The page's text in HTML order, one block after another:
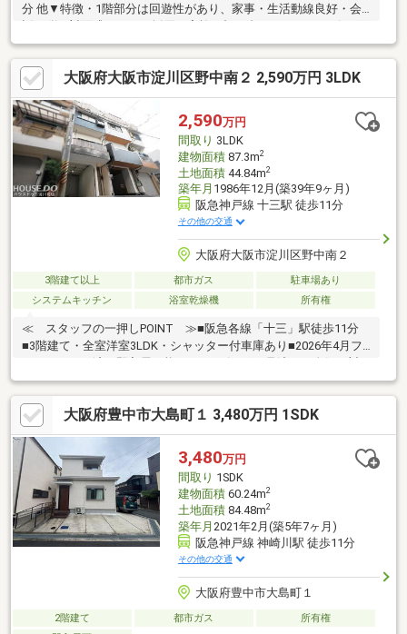
分 他▼特徴・1階部分は回遊性があり、家事・生活動線良好・会
話が弾む対面式キッチン採用・家族が顔を合わせやすいリビング
階段・2階各洋室は2面採光・駐車場2台分有(車種による)・即引渡
し可能(残金精算後)▼設備・食洗機・浴室乾燥機▼2026年4月室内
リフォーム済【交換】洗面化粧台、玄関ドア 等【その他】ハウス
クリーニング▼周辺環境・業務スーパー新大阪三国店 徒歩9分(約
660m)■ ご希望の住まい探しをお手伝いします ━━━━━・・・
物件の詳細・ご相談はお気軽にお問い合わせください。
大阪府大阪市淀川区野中南２ 2,590万円 3LDK
2,590万円
間取り 3LDK
建物面積87.3m2
土地面積44.84m2
築年月 1986年12月(築39年9ヶ月)
阪急神戸線 十三駅 徒歩11分
その他の交通
大阪府大阪市淀川区野中南２
3階建て以上 都市ガス
駐車場あり
システムキッチン
浴室乾燥機 所有権
≪ スタッフの一押しPOINT ≫■阪急各線「十三」駅徒歩11分
■3階建て・全室洋室3LDK・シャッター付車庫あり■2026年4月フ
面式キッチン♪（食洗器付）■バスタイムも快適な浴室乾燥機完
備！■収納が豊富でお部屋もスッキリ保てます■2階に洗濯機置
場・バルコニーがありお洗濯もラクラク♪■2.4帖洋室にはデスクが
あり書斎としてもピッタリ≪ 周辺環境 ≫スーパー万代…徒歩7
分スーパーマルハチ…徒歩8分セブンイレブン…徒歩6分ドラッグア
カカベ…徒歩9分十三市民病院…徒歩5分
大阪府豊中市大島町１ 3,480万円 1SDK
3,480万円
間取り 1SDK
建物面積60.24m2
土地面積84.48m2
築年月 2021年2月(築5年7ヶ月)
阪急神戸線 神崎川駅 徒歩11分
その他の交通
大阪府豊中市大島町１
2階建て 都市ガス
所有権